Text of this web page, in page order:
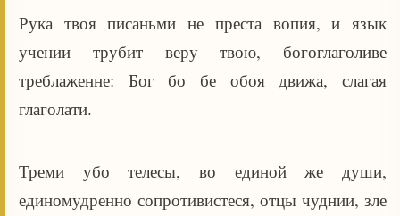
Рука твоя писаньми не преста вопия, и язык
учении трубит веру твою, богоглаголиве
треблаженне: Бог бо бе обоя движа, слагая
глаголати.
Треми убо телесы, во единой же души,
единомудренно сопротивистеся, отцы чуднии, зле